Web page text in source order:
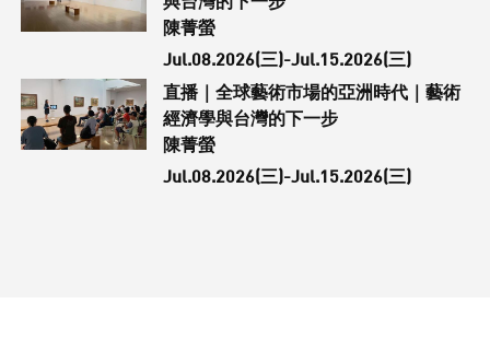
陳菁螢
Jul.08.2026(三)-Jul.15.2026(三)
直播｜全球藝術市場的亞洲時代｜藝術
經濟學與台灣的下一步
陳菁螢
Jul.08.2026(三)-Jul.15.2026(三)